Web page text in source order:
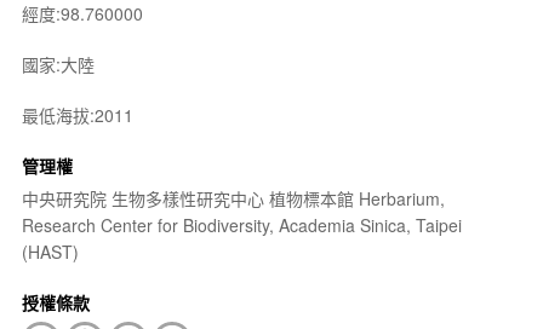
經度:98.760000
國家:大陸
最低海拔:2011
管理權
中央研究院 生物多樣性研究中心 植物標本館 Herbarium,
Research Center for Biodiversity, Academia Sinica, Taipei
(HAST)
授權條款